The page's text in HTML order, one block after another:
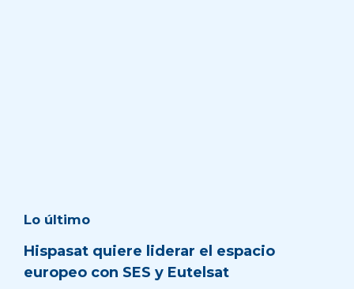
Lo último
Hispasat quiere liderar el espacio
europeo con SES y Eutelsat